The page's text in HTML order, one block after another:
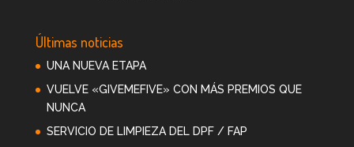
Últimas noticias
UNA NUEVA ETAPA
VUELVE «GIVEMEFIVE» CON MÁS PREMIOS QUE
NUNCA
SERVICIO DE LIMPIEZA DEL DPF / FAP